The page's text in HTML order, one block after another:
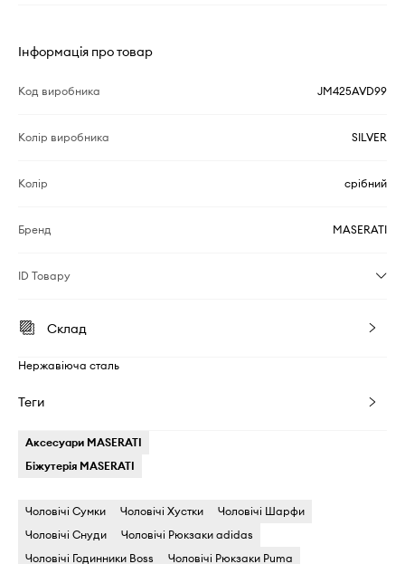
Інформація про товар
Код виробника JM425AVD99
Колір виробника SILVER
Колір срібний
Бренд MASERATI
ID Товару
Склад
Нержавіюча сталь
Теги
Аксесуари MASERATI
Біжутерія MASERATI
Чоловічі Сумки Чоловічі Хустки
Чоловічі Шарфи
Чоловічі Снуди
Чоловічі Рюкзаки adidas
Чоловічі Годинники Boss
Чоловічі Рюкзаки Puma